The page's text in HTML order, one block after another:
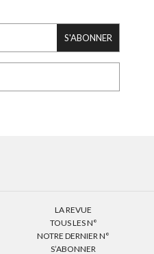
S'ABONNER
LA REVUE
TOUS LES N°
NOTRE DERNIER N°
S’ABONNER